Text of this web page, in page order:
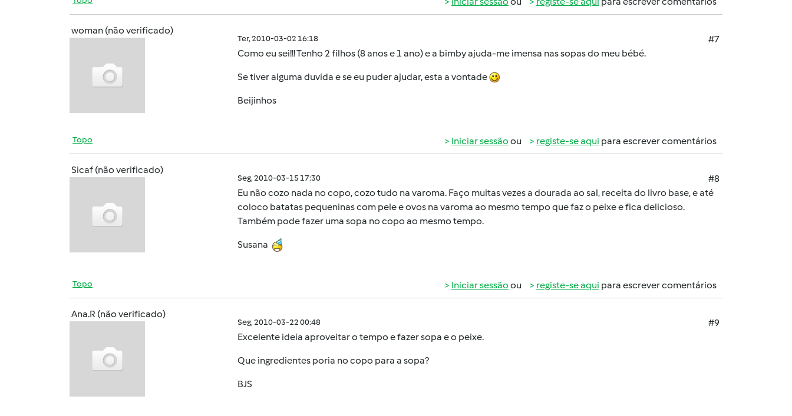
woman (não verificado)
Ter, 2010-03-02 16:18
#7
Como eu sei!!! Tenho 2 filhos (8 anos e 1 ano) e a bimby ajuda-me imensa nas sopas do meu bébé.
Se tiver alguma duvida e se eu puder ajudar, esta a vontade
Beijinhos
Topo Iniciar sessão ou registe-se aqui para escrever comentários
Sicaf (não verificado)
Seg, 2010-03-15 17:30
#8
Eu não cozo nada no copo, cozo tudo na varoma. Faço muitas vezes a dourada ao sal, receita do livro base, e até
coloco batatas pequeninas com pele e ovos na varoma ao mesmo tempo que faz o peixe e fica delicioso.
Também pode fazer uma sopa no copo ao mesmo tempo.
Susana
Topo Iniciar sessão ou registe-se aqui para escrever comentários
Ana.R (não verificado)
Seg, 2010-03-22 00:48
#9
Excelente ideia aproveitar o tempo e fazer sopa e o peixe.
Que ingredientes poria no copo para a sopa?
BJS